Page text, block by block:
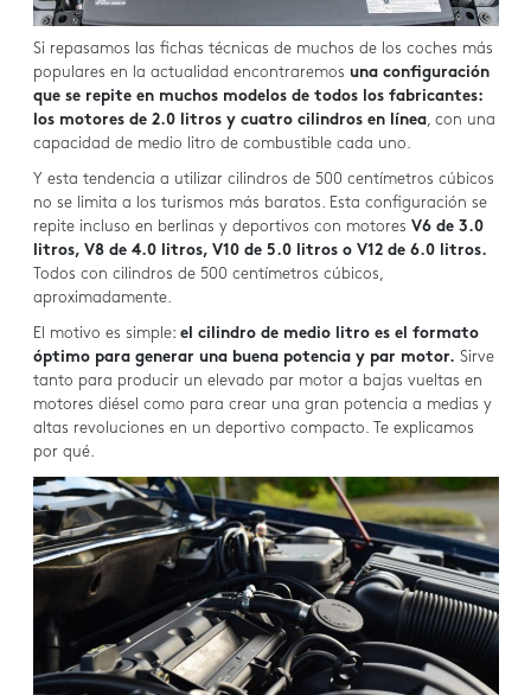
Si repasamos las fichas técnicas de muchos de los coches más
populares en la actualidad encontraremos una configuración
que se repite en muchos modelos de todos los fabricantes:
los motores de 2.0 litros y cuatro cilindros en línea, con una
capacidad de medio litro de combustible cada uno.
Y esta tendencia a utilizar cilindros de 500 centímetros cúbicos
no se limita a los turismos más baratos. Esta configuración se
repite incluso en berlinas y deportivos con motores V6 de 3.0
litros, V8 de 4.0 litros, V10 de 5.0 litros o V12 de 6.0 litros.
Todos con cilindros de 500 centímetros cúbicos,
aproximadamente.
El motivo es simple: el cilindro de medio litro es el formato
óptimo para generar una buena potencia y par motor. Sirve
tanto para producir un elevado par motor a bajas vueltas en
motores diésel como para crear una gran potencia a medias y
altas revoluciones en un deportivo compacto. Te explicamos
por qué.